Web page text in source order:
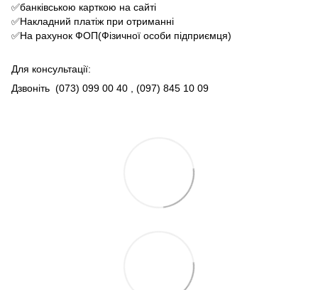
✅банківською карткою на сайті
✅Накладний платіж при отриманні
✅На рахунок ФОП(Фізичної особи підприємця)
Для консультації:
Дзвоніть (073) 099 00 40 , (097) 845 10 09